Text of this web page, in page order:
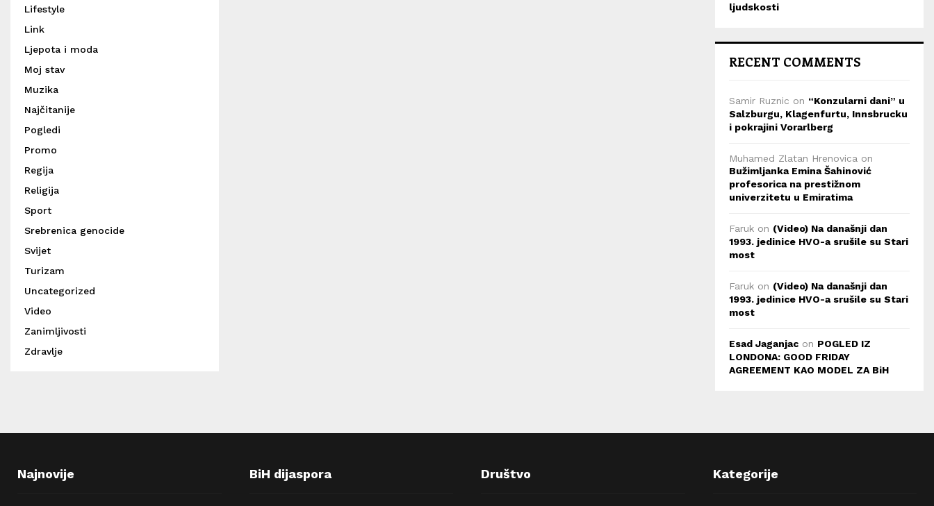
Lifestyle
Link
Ljepota i moda
Moj stav
Muzika
Najčitanije
Pogledi
Promo
Regija
Religija
Sport
Srebrenica genocide
Svijet
Turizam
Uncategorized
Video
Zanimljivosti
Zdravlje
ljudskosti
RECENT COMMENTS
Samir Ruznic on “Konzularni dani” u
Salzburgu, Klagenfurtu, Innsbrucku
i pokrajini Vorarlberg
Muhamed Zlatan Hrenovica on
Bužimljanka Emina Šahinović
profesorica na prestižnom
univerzitetu u Emiratima
Faruk on (Video) Na današnji dan
1993. jedinice HVO-a srušile su Stari
most
Faruk on (Video) Na današnji dan
1993. jedinice HVO-a srušile su Stari
most
Esad Jaganjac on POGLED IZ
LONDONA: GOOD FRIDAY
AGREEMENT KAO MODEL ZA BiH
Najnovije BiH dijaspora Društvo Kategorije